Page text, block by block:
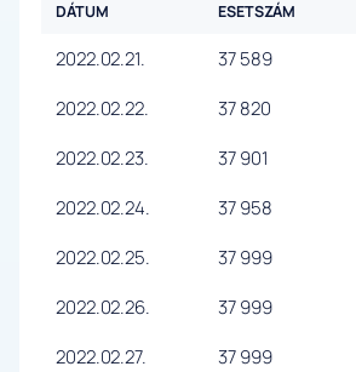
DÁTUM ESETSZÁM
2022.02.21. 37 589
2022.02.22.
37 820
2022.02.23.
37 901
2022.02.24.
37 958
2022.02.25.
37 999
2022.02.26.
37 999
2022.02.27.
37 999